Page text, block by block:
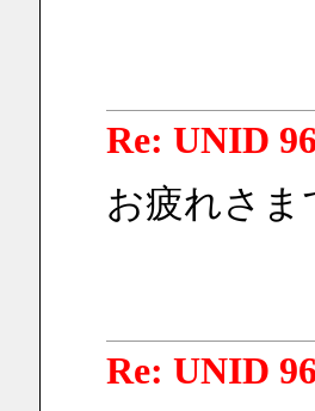
Re: UNID
お疲れさま
Re: UNID